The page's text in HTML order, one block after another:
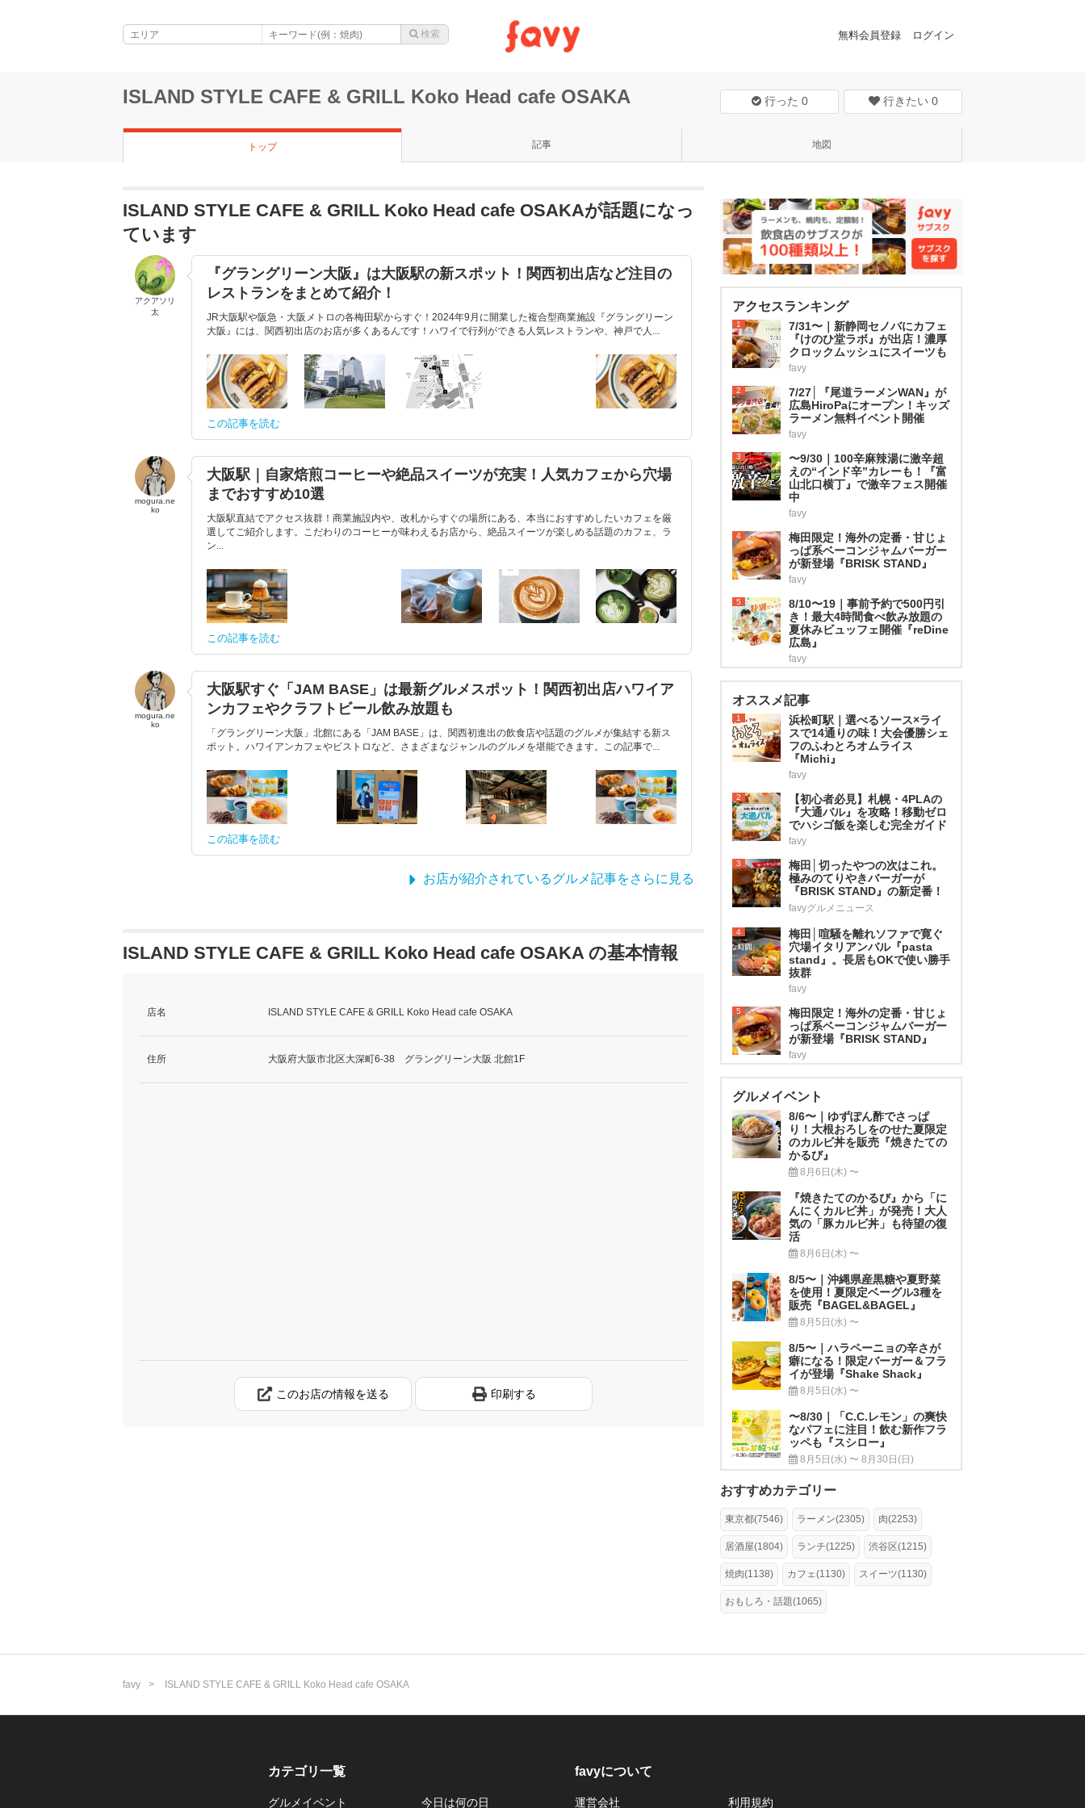
無料会員登録 ログイン
ISLAND STYLE CAFE & GRILL Koko Head cafe OSAKA 行った 0 行きたい 0
トップ 記事 地図
ISLAND STYLE CAFE & GRILL Koko Head cafe OSAKAが話題になっ
ています
アクアソリ
太
『グラングリーン大阪』は大阪駅の新スポット！関西初出店など注目の
レストランをまとめて紹介！
JR大阪駅や阪急・大阪メトロの各梅田駅からすぐ！2024年9月に開業した複合型商業施設『グラングリーン
大阪』には、関西初出店のお店が多くあるんです！ハワイで行列ができる人気レストランや、神戸で人...
この記事を読む
mogura.ne
ko
大阪駅｜自家焙煎コーヒーや絶品スイーツが充実！人気カフェから穴場
までおすすめ10選
大阪駅直結でアクセス抜群！商業施設内や、改札からすぐの場所にある、本当におすすめしたいカフェを厳
選してご紹介します。こだわりのコーヒーが味わえるお店から、絶品スイーツが楽しめる話題のカフェ、ラ
ン...
この記事を読む
mogura.ne
ko
大阪駅すぐ「JAM BASE」は最新グルメスポット！関西初出店ハワイア
ンカフェやクラフトビール飲み放題も
「グラングリーン大阪」北館にある「JAM BASE」は、関西初進出の飲食店や話題のグルメが集結する新ス
ポット。ハワイアンカフェやビストロなど、さまざまなジャンルのグルメを堪能できます。この記事で...
この記事を読む
お店が紹介されているグルメ記事をさらに見る
ISLAND STYLE CAFE & GRILL Koko Head cafe OSAKA の基本情報
店名 ISLAND STYLE CAFE & GRILL Koko Head cafe OSAKA
住所 大阪府大阪市北区大深町6-38 グラングリーン大阪 北館1F
このお店の情報を送る 印刷する
アクセスランキング
1
7/31〜｜新静岡セノバにカフェ
『けのひ堂ラボ』が出店！濃厚
クロックムッシュにスイーツも
favy
2
7/27│『尾道ラーメンWAN』が
広島HiroPaにオープン！キッズ
ラーメン無料イベント開催
favy
3
〜9/30｜100辛麻辣湯に激辛超
えの“インド辛”カレーも！『富
山北口横丁』で激辛フェス開催
中
favy
4
梅田限定！海外の定番・甘じょ
っぱ系ベーコンジャムバーガー
が新登場『BRISK STAND』
favy
5
8/10〜19｜事前予約で500円引
き！最大4時間食べ飲み放題の
夏休みビュッフェ開催『reDine
広島』
favy
オススメ記事
1
浜松町駅｜選べるソース×ライ
スで14通りの味！大会優勝シェ
フのふわとろオムライス
『Michi』
favy
2
【初心者必見】札幌・4PLAの
『大通バル』を攻略！移動ゼロ
でハシゴ飯を楽しむ完全ガイド
favy
3
梅田│切ったやつの次はこれ。
極みのてりやきバーガーが
『BRISK STAND』の新定番！
favyグルメニュース
4
梅田│喧騒を離れソファで寛ぐ
穴場イタリアンバル『pasta
stand』。長居もOKで使い勝手
抜群
favy
5
梅田限定！海外の定番・甘じょ
っぱ系ベーコンジャムバーガー
が新登場『BRISK STAND』
favy
グルメイベント
8/6〜｜ゆずぽん酢でさっぱ
り！大根おろしをのせた夏限定
のカルビ丼を販売『焼きたての
かるび』
8月6日(木) 〜
『焼きたてのかるび』から「に
んにくカルビ丼」が発売！大人
気の「豚カルビ丼」も待望の復
活
8月6日(木) 〜
8/5〜｜沖縄県産黒糖や夏野菜
を使用！夏限定ベーグル3種を
販売『BAGEL&BAGEL』
8月5日(水) 〜
8/5〜｜ハラペーニョの辛さが
癖になる！限定バーガー＆フラ
イが登場『Shake Shack』
8月5日(水) 〜
〜8/30｜「C.C.レモン」の爽快
なパフェに注目！飲む新作フラ
ッペも『スシロー』
8月5日(水) 〜 8月30日(日)
おすすめカテゴリー
東京都(7546) ラーメン(2305) 肉(2253)
居酒屋(1804) ランチ(1225) 渋谷区(1215)
焼肉(1138) カフェ(1130) スイーツ(1130)
おもしろ・話題(1065)
favy ISLAND STYLE CAFE & GRILL Koko Head cafe OSAKA
カテゴリ一覧
グルメイベント 今日は何の日
favyについて
運営会社 利用規約